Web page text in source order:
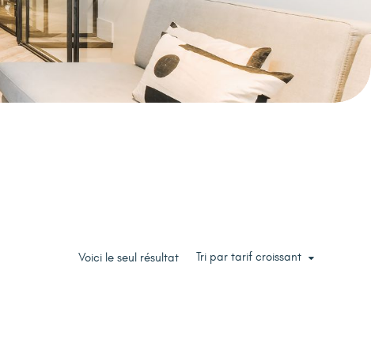
Tri par tarif croissant
Voici le seul résultat